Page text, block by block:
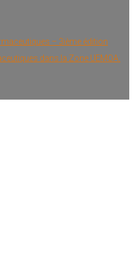
– 3ième édition
dans la Zone UEMOA: